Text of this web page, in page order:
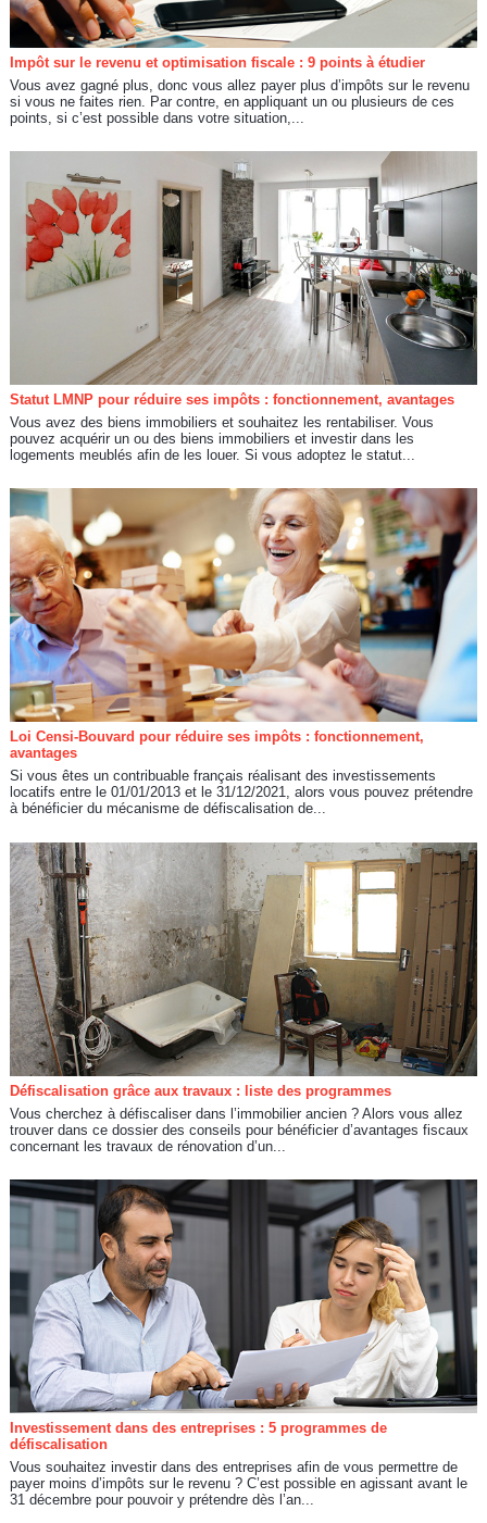
Impôt sur le revenu et optimisation fiscale : 9 points à étudier
Vous avez gagné plus, donc vous allez payer plus d’impôts sur le revenu
si vous ne faites rien. Par contre, en appliquant un ou plusieurs de ces
points, si c’est possible dans votre situation,...
Statut LMNP pour réduire ses impôts : fonctionnement, avantages
Vous avez des biens immobiliers et souhaitez les rentabiliser. Vous
pouvez acquérir un ou des biens immobiliers et investir dans les
logements meublés afin de les louer. Si vous adoptez le statut...
Loi Censi-Bouvard pour réduire ses impôts : fonctionnement,
avantages
Si vous êtes un contribuable français réalisant des investissements
locatifs entre le 01/01/2013 et le 31/12/2021, alors vous pouvez prétendre
à bénéficier du mécanisme de défiscalisation de...
Défiscalisation grâce aux travaux : liste des programmes
Vous cherchez à défiscaliser dans l’immobilier ancien ? Alors vous allez
trouver dans ce dossier des conseils pour bénéficier d’avantages fiscaux
concernant les travaux de rénovation d’un...
Investissement dans des entreprises : 5 programmes de
défiscalisation
Vous souhaitez investir dans des entreprises afin de vous permettre de
payer moins d’impôts sur le revenu ? C’est possible en agissant avant le
31 décembre pour pouvoir y prétendre dès l’an...